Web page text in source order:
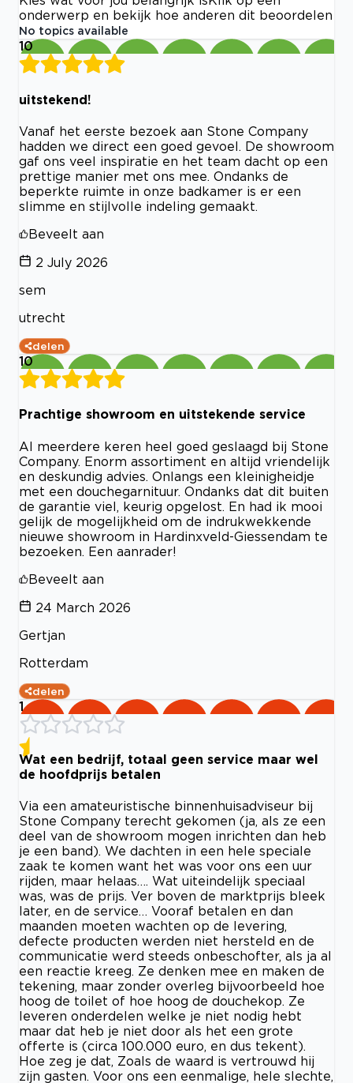
onderwerp en bekijk hoe anderen dit beoordelen
No topics available
10
uitstekend!
Vanaf het eerste bezoek aan Stone Company
hadden we direct een goed gevoel. De showroom
gaf ons veel inspiratie en het team dacht op een
prettige manier met ons mee. Ondanks de
beperkte ruimte in onze badkamer is er een
slimme en stijlvolle indeling gemaakt.
Beveelt aan
2 July 2026
sem
utrecht
delen
10
Prachtige showroom en uitstekende service
Al meerdere keren heel goed geslaagd bij Stone
Company. Enorm assortiment en altijd vriendelijk
en deskundig advies. Onlangs een kleinigheidje
met een douchegarnituur. Ondanks dat dit buiten
de garantie viel, keurig opgelost. En had ik mooi
gelijk de mogelijkheid om de indrukwekkende
nieuwe showroom in Hardinxveld-Giessendam te
bezoeken. Een aanrader!
Beveelt aan
24 March 2026
Gertjan
Rotterdam
delen
1
Wat een bedrijf, totaal geen service maar wel
de hoofdprijs betalen
Via een amateuristische binnenhuisadviseur bij
Stone Company terecht gekomen (ja, als ze een
deel van de showroom mogen inrichten dan heb
je een band). We dachten in een hele speciale
zaak te komen want het was voor ons een uur
rijden, maar helaas…. Wat uiteindelijk speciaal
was, was de prijs. Ver boven de marktprijs bleek
later, en de service… Vooraf betalen en dan
maanden moeten wachten op de levering,
defecte producten werden niet hersteld en de
communicatie werd steeds onbeschofter, als ja al
een reactie kreeg. Ze denken mee en maken de
tekening, maar zonder overleg bijvoorbeeld hoe
hoog de toilet of hoe hoog de douchekop. Ze
leveren onderdelen welke je niet nodig hebt
maar dat heb je niet door als het een grote
offerte is (circa 100.000 euro, en dus tekent).
Hoe zeg je dat, Zoals de waard is vertrouwd hij
zijn gasten. Voor ons een eenmalige, hele slechte,